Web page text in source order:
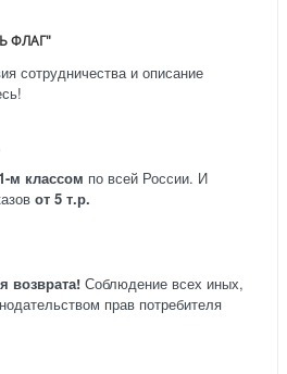
ФЛАГ"
сотрудничества и описание
м классом по всей России. И
от 5 т.р.
возврата! Соблюдение всех иных,
прав потребителя